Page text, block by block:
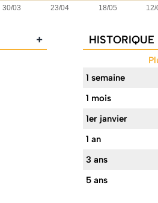
+ HISTORIQUE
1 semaine
1 mois
1er janvier
1 an
3 ans
5 ans